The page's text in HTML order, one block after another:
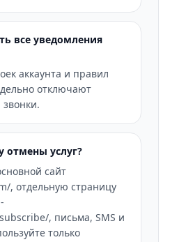
все уведомления
аккаунта и правил
отключают
отмены услуг?
сайт
, отдельную страницу
, письма, SMS и
только